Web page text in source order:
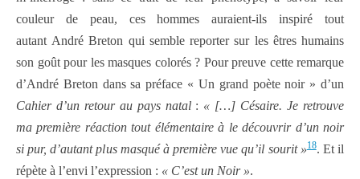
couleur de peau, ces hommes auraient-ils inspiré tout
autant André Breton qui semble reporter sur les êtres humains
son goût pour les masques colorés ? Pour preuve cette remarque
d’André Breton dans sa préface « Un grand poète noir » d’un
Cahier d’un retour au pays natal : « […] Césaire. Je retrouve
ma première réaction tout élémentaire à le découvrir d’un noir
si pur, d’autant plus masqué à première vue qu’il sourit »18. Et il
répète à l’envi l’expression : « C’est un Noir ».